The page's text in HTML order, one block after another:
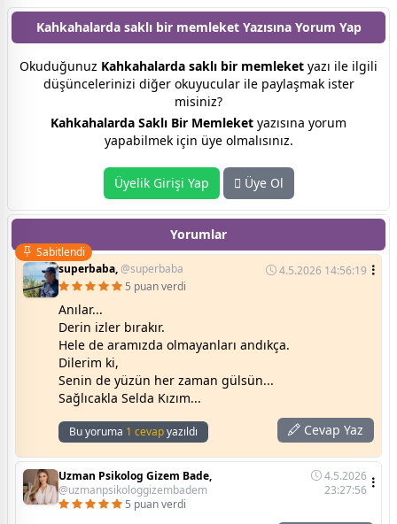
Kahkahalarda saklı bir memleket Yazısına Yorum Yap
Okuduğunuz Kahkahalarda saklı bir memleket yazı ile ilgili
düşüncelerinizi diğer okuyucular ile paylaşmak ister
misiniz?
Kahkahalarda Saklı Bir Memleket yazısına yorum
yapabilmek için üye olmalısınız.
Üyelik Girişi Yap Üye Ol
Yorumlar
Sabitlendi
superbaba,@superbaba
4.5.2026 14:56:19
5 puan verdi
Anılar...
Derin izler bırakır.
Hele de aramızda olmayanları andıkça.
Dilerim ki,
Senin de yüzün her zaman gülsün...
Sağlıcakla Selda Kızım...
Bu yoruma 1 cevapyazıldı Cevap Yaz
Uzman Psikolog Gizem Bade,
@uzmanpsikologgizembadem
4.5.2026
23:27:56
5 puan verdi